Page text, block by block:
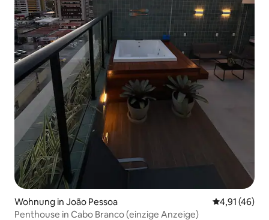
Wohnung in João Pessoa
4,91 (46)
Penthouse in Cabo Branco (einzige Anzeige)